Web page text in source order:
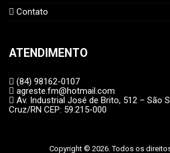
Contato
ATENDIMENTO
(84) 98162-0107
agreste.fm@hotmail.com
Av. Industrial José de Brito, 512 – São
Cruz/RN CEP: 59.215-000
Copyright © 2026. Todos os